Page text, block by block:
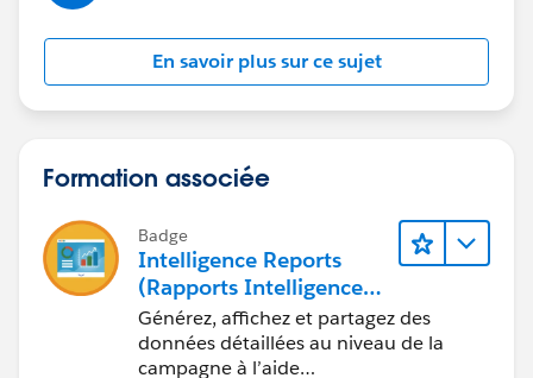
En savoir plus sur ce sujet
Formation associée
Badge
Intelligence Reports
(Rapports Intelligence)
pour Engagement
Générez, affichez et partagez des
données détaillées au niveau de la
campagne à l’aide